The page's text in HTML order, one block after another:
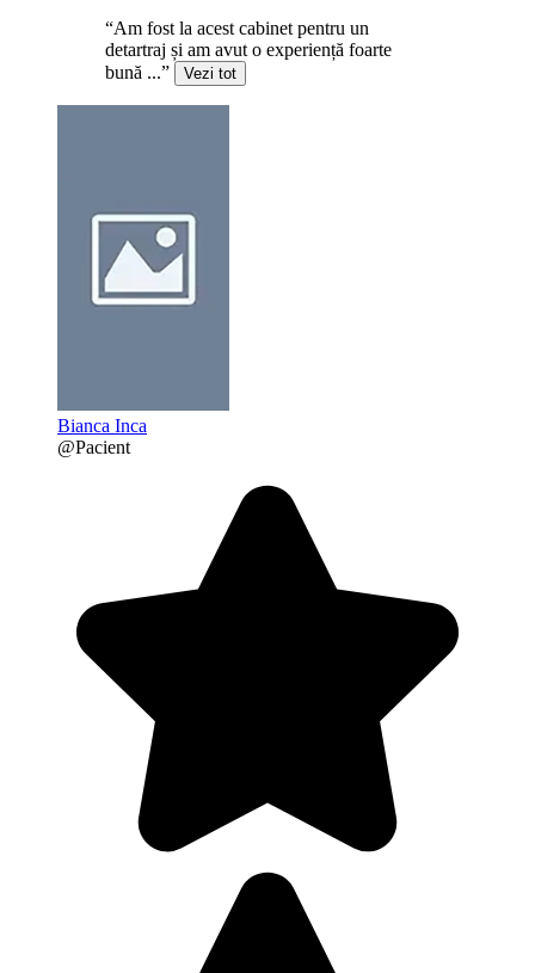
“Am fost la acest cabinet pentru un
detartraj și am avut o experiență foarte
bună ...”
Vezi tot
Bianca Inca
@Pacient